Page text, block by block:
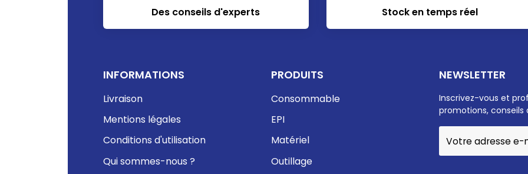
Des conseils d'experts Stock en temps réel
INFORMATIONS
Livraison
Mentions légales
Conditions d'utilisation
Qui sommes-nous ?
PRODUITS
Consommable
EPI
Matériel
Outillage
NEWSLETTER
Inscrivez-vous et
promotions, conseils